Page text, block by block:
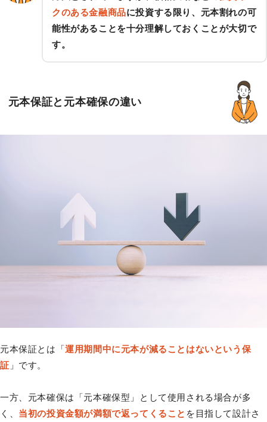
クのある金融商品に投資する限り、元本割れの可
能性があることを十分理解しておくことが大切で
す。
元本保証と元本確保の違い
元本保証とは「運用期間中に元本が減ることはないという保
証 」です。
一方、元本確保は「元本確保型」として使用される場合が多
く、 当初の投資金額が満額で返ってくること を目指して設計さ